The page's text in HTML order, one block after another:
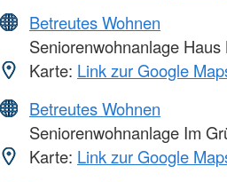
Betreutes Wohnen
Seniorenwohnanlage Haus
Karte: Link zur Google
Betreutes Wohnen
Seniorenwohnanlage Im
Karte: Link zur Google